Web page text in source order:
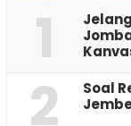
1
2
‎Soal